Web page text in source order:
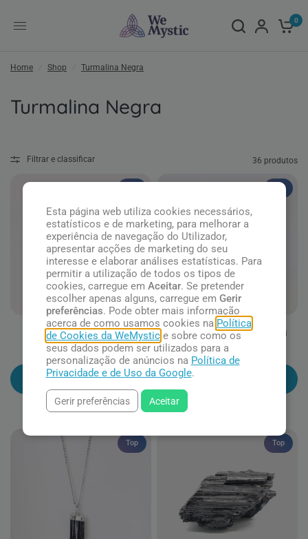
0
Home Shop Turmalina Negra
Turmalina Negra
Filtrar e classificar 36 produtos
Turmalina Negra
R$ 24,90
Adicionar ao carrinho
Turmalina Negra Rolada
R$ 24,90
Adicionar ao carrinho
Top Top
Esta página web utiliza cookies necessários,
estatísticos e de marketing, para melhorar a
experiência de navegação do Utilizador,
apresentar acções de marketing do seu
interesse e elaborar análises estatísticas. Para
permitir a utilização de todos os tipos de
cookies, carregue em Aceitar. Se pretender
escolher apenas alguns, carregue em Gerir
preferências. Pode obter mais informação
acerca de como usamos cookies na Política
de Cookies da WeMystice sobre como os
seus dados podem ser utilizados para a
personalização de anúncios na Política de
Privacidade e de Uso da Google.
Gerir preferências Aceitar